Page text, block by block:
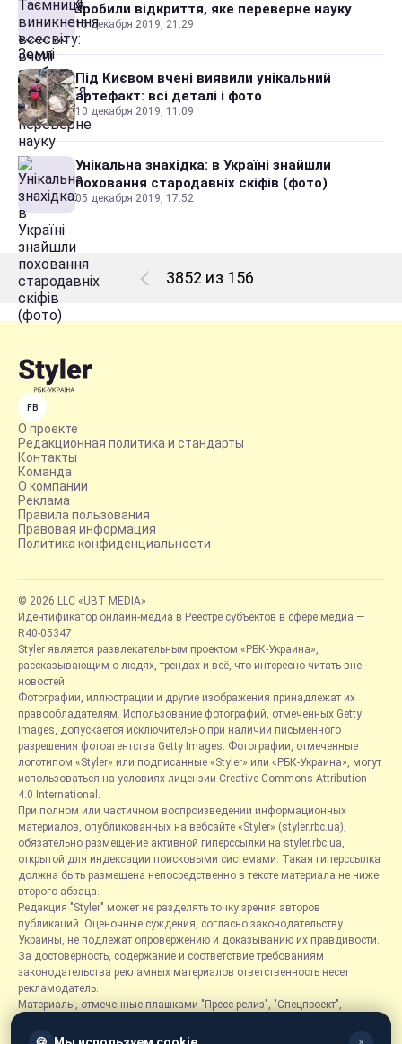
зробили відкриття, яке переверне науку
15 декабря 2019, 21:29
Під Києвом вчені виявили унікальний
артефакт: всі деталі і фото
10 декабря 2019, 11:09
Унікальна знахідка: в Україні знайшли
поховання стародавніх скіфів (фото)
05 декабря 2019, 17:52
3852 из 156
FB
О проекте
Редакционная политика и стандарты
Контакты
Команда
О компании
Реклама
Правила пользования
Правовая информация
Политика конфиденциальности
© 2026 LLC «UBT MEDIA»
Идентификатор онлайн-медиа в Реестре субъектов в сфере медиа —
R40-05347
Styler является развлекательным проектом «РБК-Украина»,
рассказывающим о людях, трендах и всё, что интересно читать вне
новостей.
Фотографии, иллюстрации и другие изображения принадлежат их
правообладателям. Использование фотографий, отмеченных Getty
Images, допускается исключительно при наличии письменного
разрешения фотоагентства Getty Images. Фотографии, отмеченные
логотипом «Styler» или подписанные «Styler» или «РБК-Украина», могут
использоваться на условиях лицензии Creative Commons Attribution
4.0 International.
При полном или частичном воспроизведении информационных
материалов, опубликованных на вебсайте «Styler» (styler.rbc.ua),
обязательно размещение активной гиперссылки на styler.rbc.ua,
открытой для индексации поисковыми системами. Такая гиперссылка
должна быть размещена непосредственно в тексте материала не ниже
второго абзаца.
Редакция "Styler" может не разделять точку зрения авторов
публикаций. Оценочные суждения, согласно законодательству
Украины, не подлежат опровержению и доказыванию их правдивости.
За достоверность, содержание и соответствие требованиям
законодательства рекламных материалов ответственность несет
рекламодатель.
Материалы, отмеченные плашками "Пресс-релиз", "Спецпроект",
размещаются на правах рекламы.